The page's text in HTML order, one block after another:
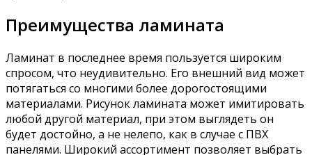
Преимущества ламината
Ламинат в последнее время пользуется широким
спросом, что неудивительно. Его внешний вид может
потягаться со многими более дорогостоящими
материалами. Рисунок ламината может имитировать
любой другой материал, при этом выглядеть он
будет достойно, а не нелепо, как в случае с ПВХ
панелями. Широкий ассортимент позволяет выбрать